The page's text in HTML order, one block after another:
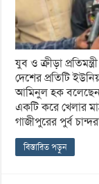
যুব ও ক্রীড়া
দেশের প্রতিটি
আমিনুল হক বলেছেন,
একটি করে খেলার
গাজীপুরের পুর্ব
বিস্তারিত পড়ুন